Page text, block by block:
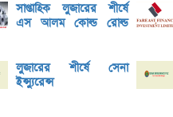
সাপ্তাহিক লুজারের শীর্ষে
এস আলম কোল্ড রোল্ড
লুজারের শীর্ষে সেনা
ইন্স্যুরেন্স